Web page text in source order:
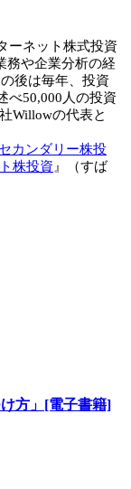
ーネット株式投資
務や企業分析の経
後は毎年、投資
べ50,000人の投資
Willowの代表と
カンダリー株投
株投資 』（すば
方」[電子書籍]